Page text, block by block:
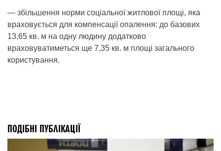
— збільшення норми соціальної житлової площі, яка
враховується для компенсації опалення: до базових
13,65 кв. м на одну людину додатково
враховуватиметься ще 7,35 кв. м площі загального
користування.
ПОДІБНІ ПУБЛІКАЦІЇ